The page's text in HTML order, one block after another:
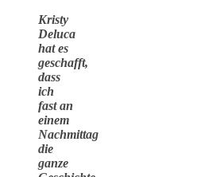
Kristy
Deluca
hat es
geschafft,
dass
ich
fast an
einem
Nachmittag
die
ganze